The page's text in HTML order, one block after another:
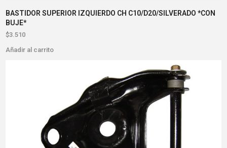
BASTIDOR SUPERIOR IZQUIERDO CH C10/D20/SILVERADO *CON
BUJE*
$3.510
Añadir al carrito